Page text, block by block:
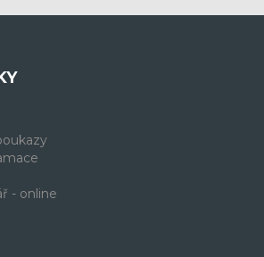
- online